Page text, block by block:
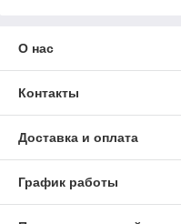
О нас
Контакты
Доставка и оплата
График работы